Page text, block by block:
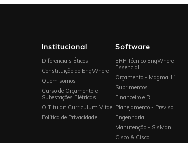
Institucional
Diferenciais Éticos
Constituição do EngWhere
Quem somos
Curso de Orçamento e
Subestações Elétricas
O Titular: Curriculum Vitae
Política de Privacidade
Software
ERP Técnico EngWhere
Essencial
Orçamento - Magma 11
Suprimentos
Financeiro e RH
Planejamento - Previso
Engenharia
Manutenção - SisMan
Cisco & Cisco